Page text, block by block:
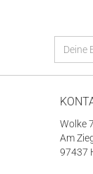
Wolke
Am
97437